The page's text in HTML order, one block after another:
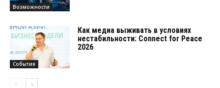
Возможности
События
Как медиа выживать в условиях
нестабильности: Connect for Peace
2026